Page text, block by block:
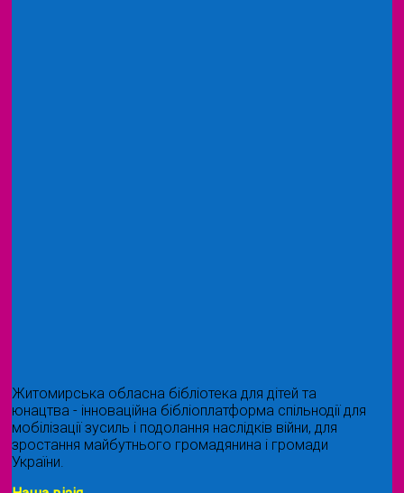
Житомирська обласна бібліотека для дітей та
юнацтва - інноваційна бібліоплатформа спільнодії для
мобілізації зусиль і подолання наслідків війни, для
зростання майбутнього громадянина і громади
України.